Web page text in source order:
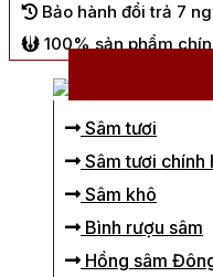
Bảo hành đổi trả 7
100% sản phẩm
Sâm tươi
Sâm tươi chính
Sâm khô
Bình rượu sâm
Hồng sâm